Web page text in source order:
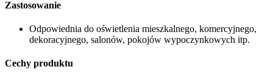
Zastosowanie
Odpowiednia do oświetlenia mieszkalnego, komercyjnego,
dekoracyjnego, salonów, pokojów wypoczynkowych itp.
Cechy produktu